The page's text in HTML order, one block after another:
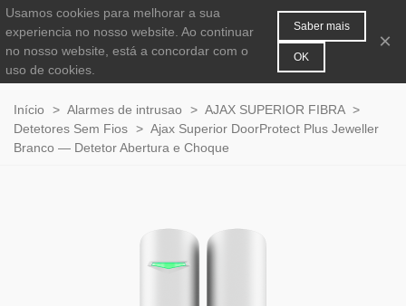
0
Início > Alarmes de intrusao > AJAX SUPERIOR FIBRA >
Detetores Sem Fios > Ajax Superior DoorProtect Plus Jeweller
Branco — Detetor Abertura e Choque
Usamos cookies para melhorar a sua
experiencia no nosso website. Ao continuar
no nosso website, está a concordar com o
uso de cookies.
Saber mais
OK
×